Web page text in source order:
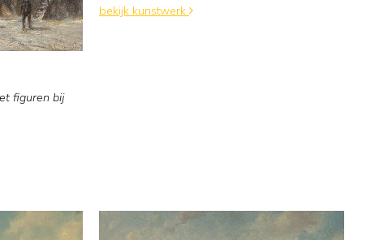
figuren bij
bekijk kunstwerk